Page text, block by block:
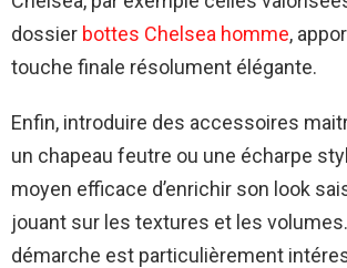
dossier bottes Chelsea homme,
touche finale résolument élégante.
Enfin, introduire des accessoires
un chapeau feutre ou une écharpe
moyen efficace d’enrichir son look
jouant sur les textures et les
démarche est particulièrement